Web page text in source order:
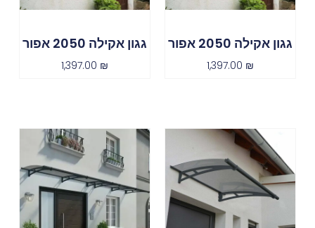
גגון אקילה 2050 אפור
1,397.00 ₪
גגון אקילה 2050 אפור
1,397.00 ₪